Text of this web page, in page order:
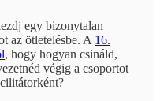
egy bizonytalan
az ötletelésbe. A 16.
, hogy hogyan csináld,
végig a csoportot